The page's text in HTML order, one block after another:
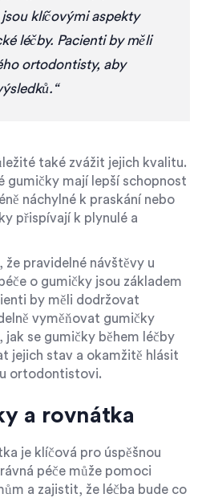
klíčovými aspekty
léčby. Pacienti by měli
ortodontisty, aby
také zvážit jejich kvalitu.
gumičky mají lepší schopnost
náchylné k praskání nebo
přispívají k plynulé a
že pravidelné návštěvy u
o gumičky jsou základem
by měli dodržovat
vyměňovat gumičky
se gumičky během léčby
jejich stav a okamžitě hlásit
ortodontistovi.
a rovnátka
je klíčová pro úspěšnou
péče může pomoci
a zajistit, že léčba bude co